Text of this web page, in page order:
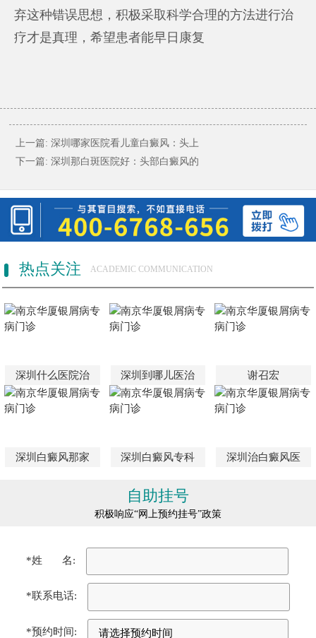
弃这种错误思想，积极采取科学合理的方法进行治
疗才是真理，希望患者能早日康复
上一篇: 深圳哪家医院看儿童白癜风：头上
下一篇: 深圳那白斑医院好：头部白癜风的
热点关注 ACADEMIC COMMUNICATION
深圳什么医院治 深圳到哪儿医治 谢召宏
深圳白癜风那家 深圳白癜风专科 深圳治白癜风医
自助挂号
积极响应“网上预约挂号”政策
*姓 名:
*联系电话:
*预约时间: